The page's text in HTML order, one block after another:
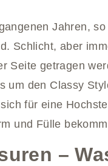
Jahren,
Schlicht, aber
Seite getragen
um den Classy
für eine
und Fülle
–